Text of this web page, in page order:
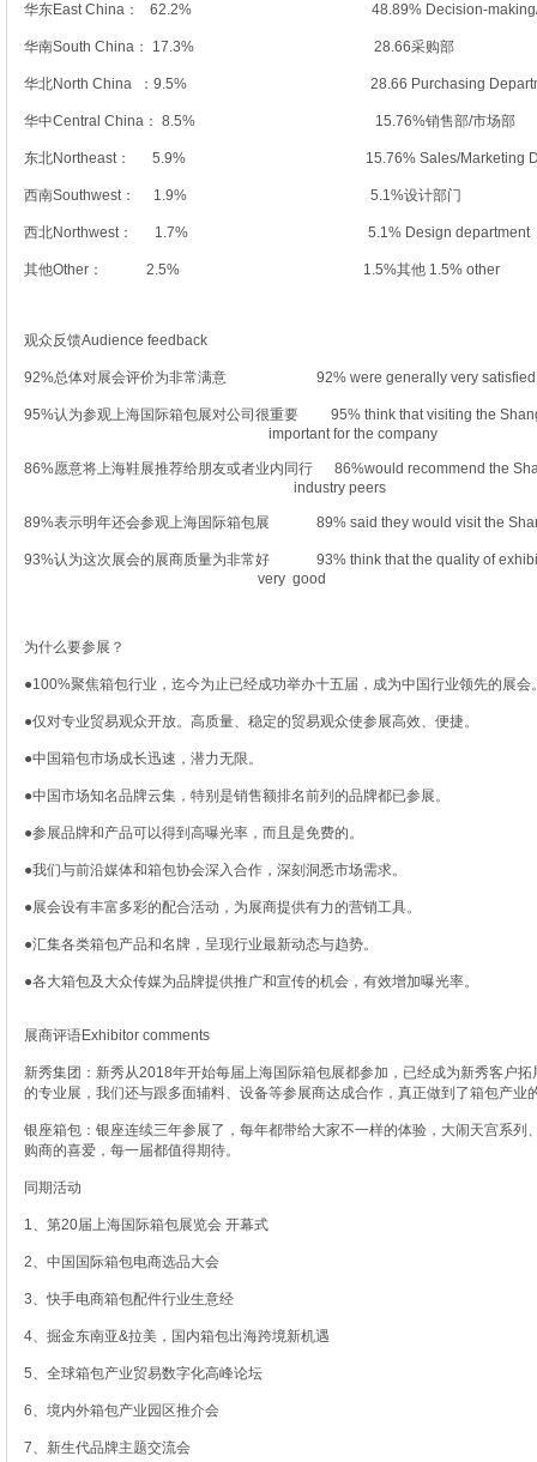
华东East China： 62.2% 48.89% Decision-making/
华南South China： 17.3% 28.66采购部
华北North China ：9.5% 28.66 Purchasing
华中Central China： 8.5% 15.76%销售部/市场部
东北Northeast： 5.9% 15.76% Sales/Marketing
西南Southwest： 1.9% 5.1%设计部门
西北Northwest： 1.7% 5.1% Design department
其他Other： 2.5% 1.5%其他 1.5% other
观众反馈Audience feedback
92%总体对展会评价为非常满意 92% were generally very satisfied
95%认为参观上海国际箱包展对公司很重要 95% think that
important for the company
86%愿意将上海鞋展推荐给朋友或者业内同行 86%would recommend
industry peers
89%表示明年还会参观上海国际箱包展 89% said they would visit the
93%认为这次展会的展商质量为非常好 93% think that the quality
very good
为什么要参展？
●100%聚焦箱包行业，迄今为止已经成功举办十五届，成为中国行业领先的展会
●仅对专业贸易观众开放。高质量、稳定的贸易观众使参展高效、便捷。
●中国箱包市场成长迅速，潜力无限。
●中国市场知名品牌云集，特别是销售额排名前列的品牌都已参展。
●参展品牌和产品可以得到高曝光率，而且是免费的。
●我们与前沿媒体和箱包协会深入合作，深刻洞悉市场需求。
●展会设有丰富多彩的配合活动，为展商提供有力的营销工具。
●汇集各类箱包产品和名牌，呈现行业最新动态与趋势。
●各大箱包及大众传媒为品牌提供推广和宣传的机会，有效增加曝光率。
展商评语Exhibitor comments
新秀集团：新秀从2018年开始每届上海国际箱包展都参加，已经成为新秀客户
的专业展，我们还与跟多面辅料、设备等参展商达成合作，真正做到了箱包产业
银座箱包：银座连续三年参展了，每年都带给大家不一样的体验，大闹天宫系列
购商的喜爱，每一届都值得期待。
同期活动
1、第20届上海国际箱包展览会 开幕式
2、中国国际箱包电商选品大会
3、快手电商箱包配件行业生意经
4、掘金东南亚&拉美，国内箱包出海跨境新机遇
5、全球箱包产业贸易数字化高峰论坛
6、境内外箱包产业园区推介会
7、新生代品牌主题交流会